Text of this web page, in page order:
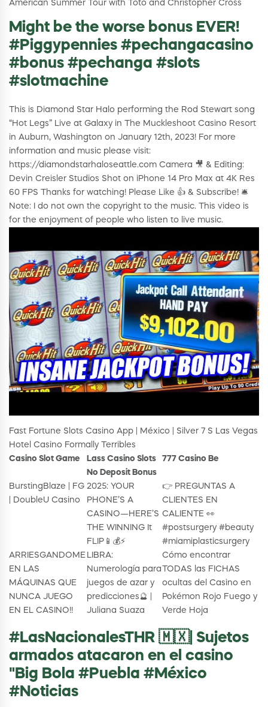
American Summer Tour with Toto and Christopher Cross
Might be the worse bonus EVER!
#Piggypennies #pechangacasino
#bonus #pechanga #slots
#slotmachine
This is Diamond Star Halo performing the Rod Stewart song
“Hot Legs” Live at Galaxy in The Muckleshoot Casino Resort
in Auburn, Washington on January 12th, 2023! For more
information and music please visit:
https://diamondstarhaloseattle.com Camera 🎥 & Editing:
Devin Creisler Studios Shot on iPhone 14 Pro Max at 4K Res
60 FPS Thanks for watching! Please Like 👍 & Subscribe! 🛎
Note: I do not own the copyright to the music. This video is
for the enjoyment of people who listen to live music.
Fast Fortune Slots Casino App | México | Silver 7 S Las Vegas
Hotel Casino Formally Terribles
Casino Slot Game
Lass Casino Slots
No Deposit Bonus
777 Casino Be
BurstingBlaze | FG
| DoubleU Casino
2025: YOUR
PHONE’S A
CASINO—HERE’S
THE WINNING It
FLIP📱💰⚡
👉 PREGUNTAS A
CLIENTES EN
CALIENTE 👀
#postsurgery #beauty
#miamiplasticsurgery
ARRIESGANDOME
EN LAS
MÁQUINAS QUE
NUNCA JUEGO
EN EL CASINO!!
LIBRA:
Numerología para
juegos de azar y
predicciones🔮 |
Juliana Suaza
Cómo encontrar
TODAS las FICHAS
ocultas del Casino en
Pokémon Rojo Fuego y
Verde Hoja
#LasNacionalesTHR 🇲🇽| Sujetos
armados atacaron en el casino
"Big Bola #Puebla #México
#Noticias